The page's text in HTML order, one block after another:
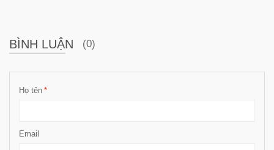
BÌNH LUẬN (0)
*
Họ tên
Email